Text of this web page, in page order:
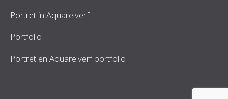
Portret in Aquarelverf
Portfolio
Portret en Aquarelverf portfolio